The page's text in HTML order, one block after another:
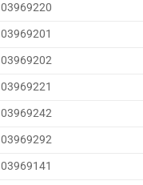
03969220
03969201
03969202
03969221
03969242
03969292
03969141